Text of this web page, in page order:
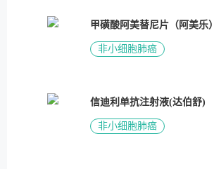
甲磺酸阿美替尼片（阿美乐）
非小细胞肺癌
信迪利单抗注射液(达伯舒)
非小细胞肺癌